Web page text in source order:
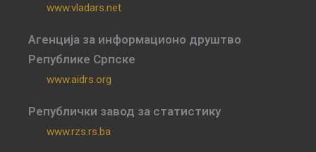
www.vladars.net
Агенција за информационо друштво
Републике Српске
www.aidrs.org
Републички завод за статистику
www.rzs.rs.ba